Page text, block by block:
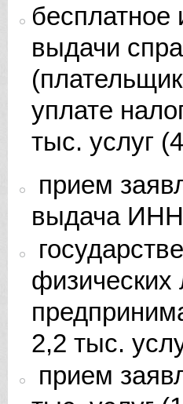
выдачи
уплате
тыс. услуг
прием
выдача ИНН
физических
2,2 тыс.
прием